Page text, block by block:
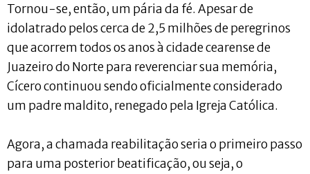
Tornou-se, então, um pária da fé. Apesar de
idolatrado pelos cerca de 2,5 milhões de peregrinos
que acorrem todos os anos à cidade cearense de
Juazeiro do Norte para reverenciar sua memória,
Cícero continuou sendo oficialmente considerado
um padre maldito, renegado pela Igreja Católica.
Agora, a chamada reabilitação seria o primeiro passo
para uma posterior beatificação, ou seja, o